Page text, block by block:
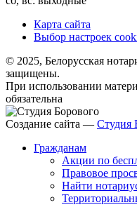
Карта сайта
Выбор настроек
© 2025, Белорусская
защищены.
При использовании
обязательна
Создание сайта — Студия
Гражданам
Акции по
Правовое
Найти